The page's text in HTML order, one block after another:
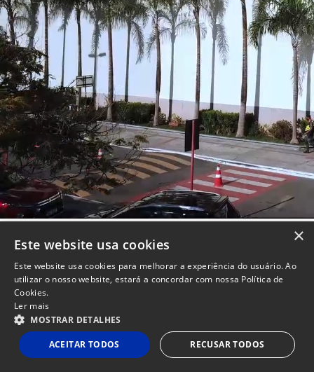
Politicas de Privacidade e Termos de UsoPowered byMZ
×
Este website usa cookies
Este website usa cookies para melhorar a experiência do usuário. Ao
utilizar o nosso website, estará a concordar com nossa Política de
Cookies.
Ler mais
MOSTRAR DETALHES
ACEITAR TODOS RECUSAR TODOS